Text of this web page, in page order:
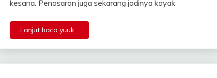
kesana. Penasaran juga sekarang jadinya kayak
Lanjut baca yuuk...